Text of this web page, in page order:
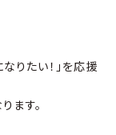
りたい！」を応援
ます。